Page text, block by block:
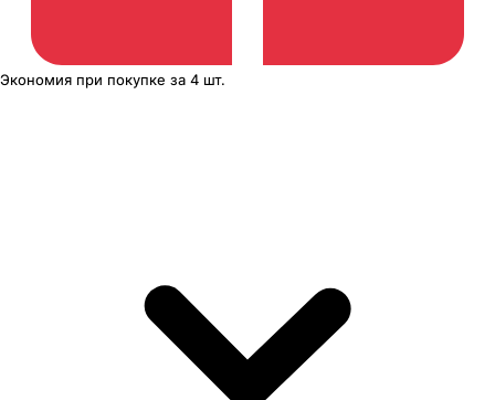
Экономия при покупке за 4 шт.